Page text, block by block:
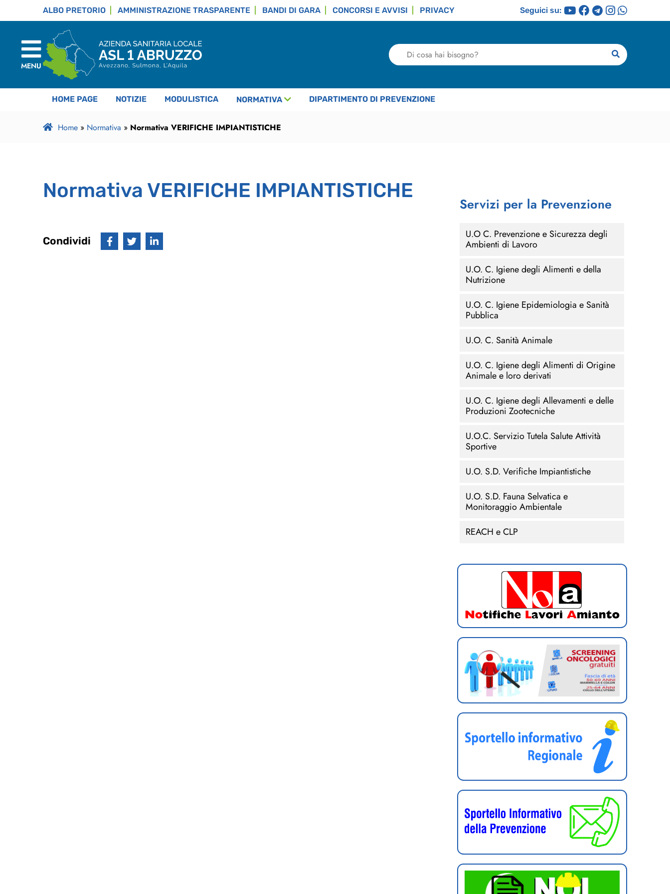
ALBO PRETORIO AMMINISTRAZIONE TRASPARENTE BANDI DI GARA CONCORSI E AVVISI PRIVACY Seguici su:
MENU
Di
cosa
bisogno?
ricerca
HOME PAGE NOTIZIE MODULISTICA NORMATIVA DIPARTIMENTO DI PREVENZIONE
Home» Normativa » Normativa VERIFICHE IMPIANTISTICHE
Normativa VERIFICHE IMPIANTISTICHE
Condividi
Servizi per la Prevenzione
U.O C. Prevenzione e Sicurezza degli
Ambienti di Lavoro
U.O. C. Igiene degli Alimenti e della
Nutrizione
U.O. C. Igiene Epidemiologia e Sanità
Pubblica
U.O. C. Sanità Animale
U.O. C. Igiene degli Alimenti di Origine
Animale e loro derivati
U.O. C. Igiene degli Allevamenti e delle
Produzioni Zootecniche
U.O.C. Servizio Tutela Salute Attività
Sportive
U.O. S.D. Verifiche Impiantistiche
U.O. S.D. Fauna Selvatica e
Monitoraggio Ambientale
REACH e CLP